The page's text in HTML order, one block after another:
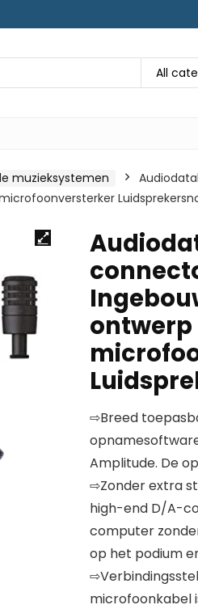
All
muzieksystemen
ontwerp
⇨Breed
Amplitude. De
⇨Zonder extra
high-end D/A-
computer
op het podium
microfoonkabel